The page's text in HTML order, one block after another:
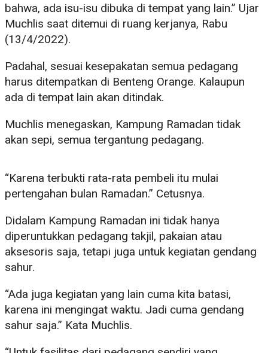
bahwa, ada isu-isu dibuka di tempat yang lain.” Ujar
Muchlis saat ditemui di ruang kerjanya, Rabu
(13/4/2022).
Padahal, sesuai kesepakatan semua pedagang
harus ditempatkan di Benteng Orange. Kalaupun
ada di tempat lain akan ditindak.
Muchlis menegaskan, Kampung Ramadan tidak
akan sepi, semua tergantung pedagang.
“Karena terbukti rata-rata pembeli itu mulai
pertengahan bulan Ramadan.” Cetusnya.
Didalam Kampung Ramadan ini tidak hanya
diperuntukkan pedagang takjil, pakaian atau
aksesoris saja, tetapi juga untuk kegiatan gendang
sahur.
“Ada juga kegiatan yang lain cuma kita batasi,
karena ini mengingat waktu. Jadi cuma gendang
sahur saja.” Kata Muchlis.